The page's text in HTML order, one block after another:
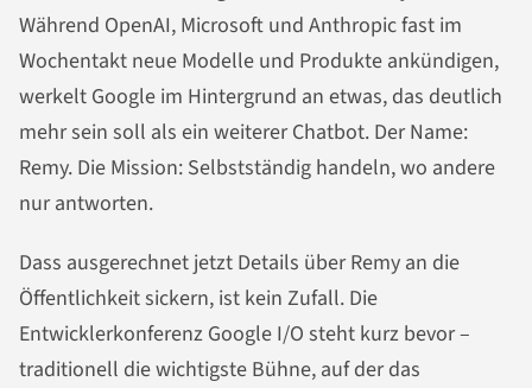
Während OpenAI, Microsoft und Anthropic fast im
Wochentakt neue Modelle und Produkte ankündigen,
werkelt Google im Hintergrund an etwas, das deutlich
mehr sein soll als ein weiterer Chatbot. Der Name:
Remy. Die Mission: Selbstständig handeln, wo andere
nur antworten.
Dass ausgerechnet jetzt Details über Remy an die
Öffentlichkeit sickern, ist kein Zufall. Die
Entwicklerkonferenz Google I/O steht kurz bevor –
traditionell die wichtigste Bühne, auf der das